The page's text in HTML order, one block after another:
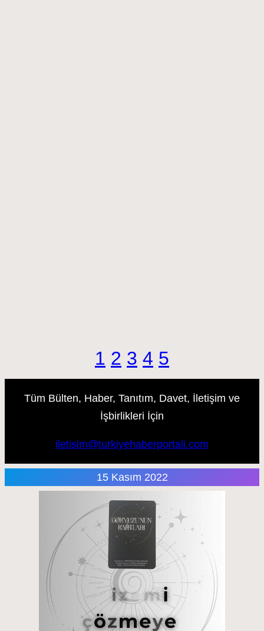
1 2 3 4 5
Tüm Bülten, Haber, Tanıtım, Davet, İletişim ve
İşbirlikleri İçin
iletisim@turkiyehaberportali.com
15 Kasım 2022